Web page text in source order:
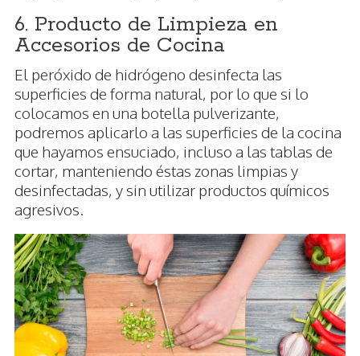
6. Producto de Limpieza en
Accesorios de Cocina
El peróxido de hidrógeno desinfecta las
superficies de forma natural, por lo que si lo
colocamos en una botella pulverizante,
podremos aplicarlo a las superficies de la cocina
que hayamos ensuciado, incluso a las tablas de
cortar, manteniendo éstas zonas limpias y
desinfectadas, y sin utilizar productos químicos
agresivos.